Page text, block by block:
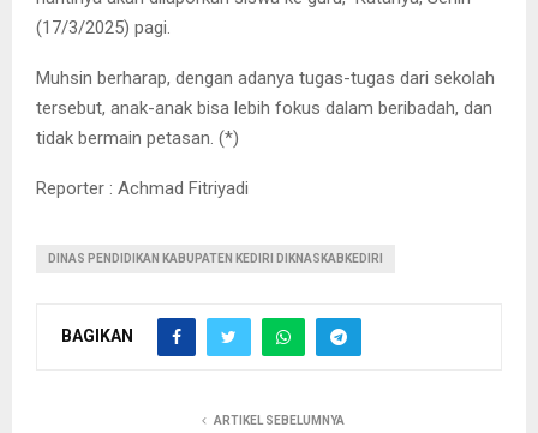
(17/3/2025) pagi.
Muhsin berharap, dengan adanya tugas-tugas dari sekolah
tersebut, anak-anak bisa lebih fokus dalam beribadah, dan
tidak bermain petasan. (*)
Reporter : Achmad Fitriyadi
DINAS PENDIDIKAN KABUPATEN KEDIRI DIKNASKABKEDIRI
BAGIKAN
ARTIKEL SEBELUMNYA